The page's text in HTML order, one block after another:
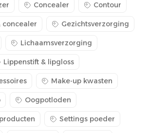
Concealer Contour
concealer Gezichtsverzorging
Lichaamsverzorging
Lippenstift & lipgloss
Make-up kwasten
Oogpotloden
Settings poeder